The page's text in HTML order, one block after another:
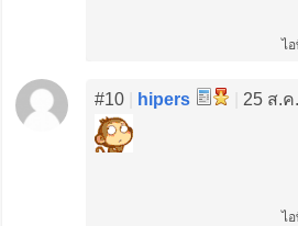
ไ
#10 hipers 25 ส.ค
ไ